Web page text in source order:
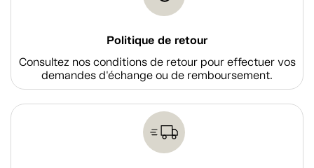
Politique de retour
Consultez nos conditions de retour pour effectuer vos
demandes d'échange ou de remboursement.